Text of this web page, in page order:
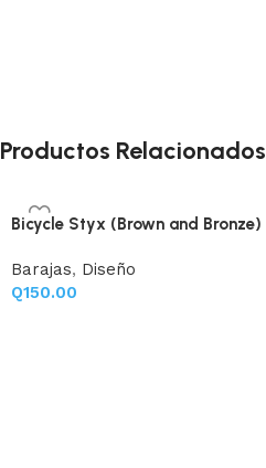
Productos Relacionados
Bicycle Styx (Brown and Bronze)
Barajas, Diseño
Q150.00